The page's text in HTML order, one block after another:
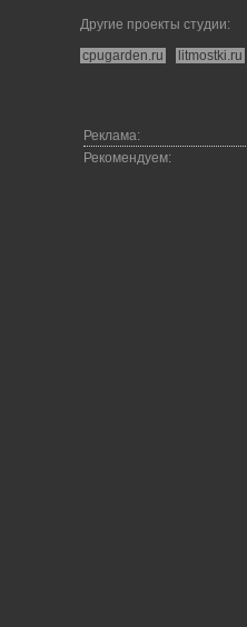
Другие проекты студии:
cpugarden.ru
litmostki.ru
Реклама:
Рекомендуем: